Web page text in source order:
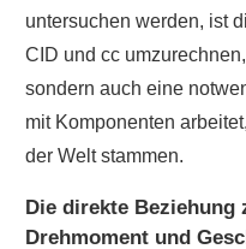
untersuchen werden, ist
CID und cc
sondern auch eine
mit Komponenten
der Welt stammen.
Die direkte Beziehung
Drehmoment und